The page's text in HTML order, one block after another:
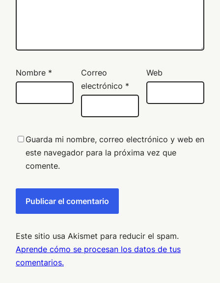
Nombre *
Correo
electrónico *
Web
Guarda mi nombre, correo electrónico y web en
este navegador para la próxima vez que
comente.
Este sitio usa Akismet para reducir el spam.
Aprende cómo se procesan los datos de tus
comentarios.